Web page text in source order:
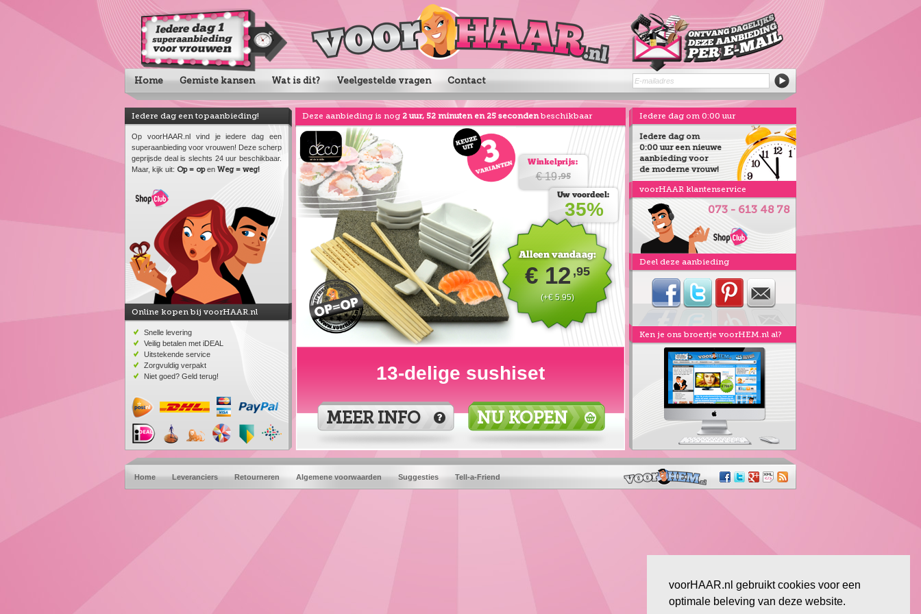
voorHAAR.nl gebruikt cookies voor een
optimale beleving van deze website.
Home Gemiste kansen Wat is dit? Veelgestelde vragen Contact
Iedere dag een topaanbieding!
Op voorHAAR.nl vind je iedere dag een
superaanbieding voor vrouwen! Deze scherp
geprijsde deal is slechts 24 uur beschikbaar.
Maar, kijk uit: Op = open Weg = weg!
Online kopen bij voorHAAR.nl
Snelle levering
Veilig betalen met iDEAL
Uitstekende service
Zorgvuldig verpakt
Niet goed? Geld terug!
Deze aanbieding is nog 2 uur, 52 minuten en 25 secondenbeschikbaar
€ 19,95
35%
€ 12 ,95
(+€ 5.95)
13-delige sushiset
MEER INFO NU KOPEN
Iedere dag om 0:00 uur
Iedere dag om
0:00 uur een nieuwe
aanbieding voor
de moderne vrouw!
voorHAAR klantenservice
073 - 613 48 78
Deel deze aanbieding
Ken je ons broertje voorHEM.nl al?
Home Leveranciers Retourneren Algemene voorwaarden Suggesties Tell-a-Friend